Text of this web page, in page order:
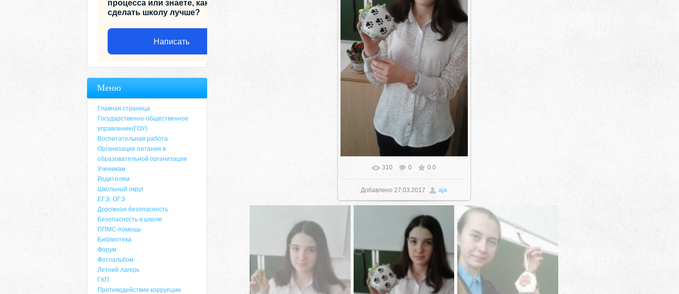
6-49, электронный адрес: aja_70@mail.ru
Адрес
659635, Алтайский край, Алтайский район, село Ая, ул. Школьная 11. тел. 28-
6-49, электронный адрес: aja_70@mail.ru
310 0 0.0
Добавлено 27.03.2017 aja
процесса или знаете, как
сделать школу лучше?
Написать
Меню
Главная страница
Государственно-общественное
управление(ГОУ)
Воспитательная работа
Организация питания в
образовательной организации
Ученикам
Родителям
Школьный округ
ЕГЭ, ОГЭ
Дорожная безопасность
Безопасность в школе
ППМС-помощь
Библиотека
Форум
Фотоальбом
Летний лагерь
ГКП
Противодействие коррупции